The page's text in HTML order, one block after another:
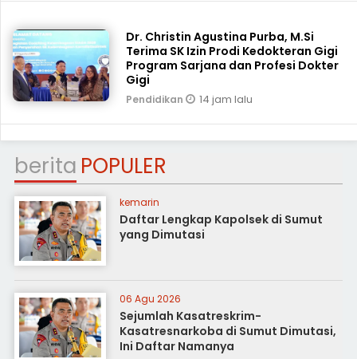
Dr. Christin Agustina Purba, M.Si
Terima SK Izin Prodi Kedokteran Gigi
Program Sarjana dan Profesi Dokter
Gigi
Pendidikan 14 jam lalu
berita POPULER
kemarin
Daftar Lengkap Kapolsek di Sumut
yang Dimutasi
06 Agu 2026
Sejumlah Kasatreskrim-
Kasatresnarkoba di Sumut Dimutasi,
Ini Daftar Namanya